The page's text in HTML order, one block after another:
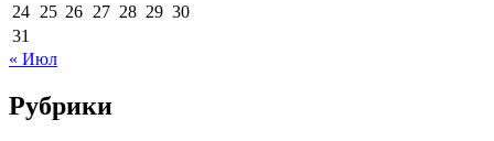
24 25 26 27 28 29 30
31
« Июл
Рубрики